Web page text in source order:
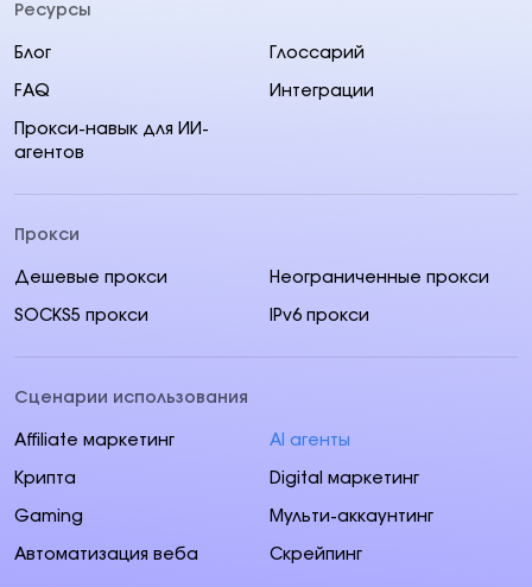
Ресурсы
Блог Глоссарий
FAQ Интеграции
Прокси-навык для ИИ-
агентов
Прокси
Дешевые прокси Неограниченные прокси
SOCKS5 прокси IPv6 прокси
Сценарии использования
Affiliate маркетинг AI aгенты
Крипта Digital маркетинг
Gaming Мульти-аккаунтинг
Автоматизация веба Скрейпинг